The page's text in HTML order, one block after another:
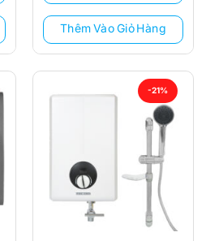
3.350.000 ₫.
Thêm Vào Giỏ Hàng
-21%